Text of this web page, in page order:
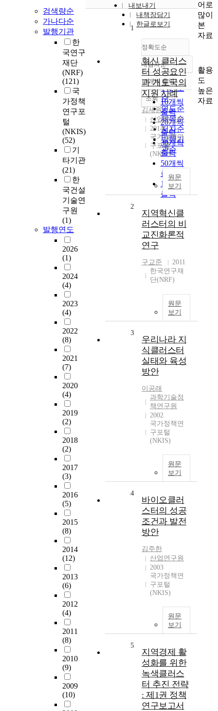
검색량순
가나다순
발행기관
한
국연구
재단
(NRF)
(121)
국
가정책
연구포
털
(NKIS)
(52)
기
타기관
(21)
한
국건설
기술연
구원
(1)
발행연도
2026
(1)
2024
(4)
2023
(4)
2022
(8)
2021
(7)
2020
(4)
2019
(2)
2018
(2)
2017
(3)
2016
(5)
2015
(8)
2014
(12)
2013
(6)
2012
(4)
2011
(8)
2010
(9)
2009
(10)
내보내기
내책장담기
한글로보기
정확도순
정확도
순
인기도
순
연도순
제목순
저자순
발행기
관순
내림차순
내림차순
10개씩 출력
10개씩
출력
20개씩
출력
30개씩
출력
50개씩
출력
100개씩
출력
조회
1
혁신 클러스
터 성공요인
과 개도국의
지원 사례
김세원
산업연구원
2014
국가정책연
구포털
(NKIS)
원문
보기
2
지역혁신클
러스터의 비
교진화론적
연구
구교준
2011
한국연구재
단(NRF)
원문
보기
3
우리나라 지
식클러스터
실태와 육성
방안
이공래
과학기술정
책연구원
2002
국가정책연
구포털
(NKIS)
원문
보기
4
바이오클러
스터의 성공
조건과 발전
방안
김주한
산업연구원
2003
국가정책연
구포털
(NKIS)
원문
보기
5
지역경제 활
성화를 위한
녹색클러스
터 추진 전략
: 제1권 정책
연구보고서
어로
많이
본
자료
활용
도
높은
자료